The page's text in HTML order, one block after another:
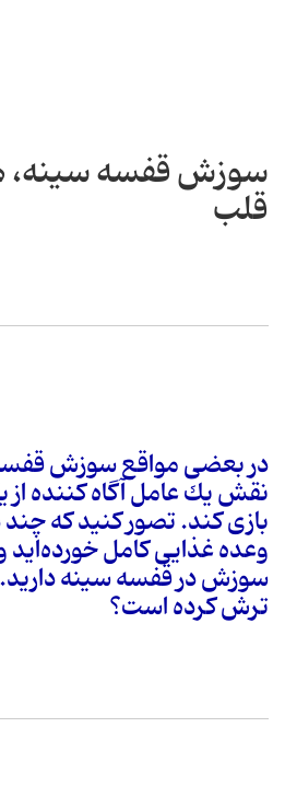
سوزش قفسه سینه،
قلب
در بعضی مواقع سوزش
نقش یك عامل آگاه کننده از
بازی کند. تصور کنید که
وعده غذایی کامل
سوزش در قفسه سینه دارید.
ترش کرده است؟